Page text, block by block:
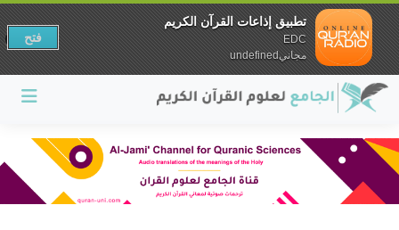
تطبيق إذاعات القرآن الكريم
EDC
مجانيundefined
فتح